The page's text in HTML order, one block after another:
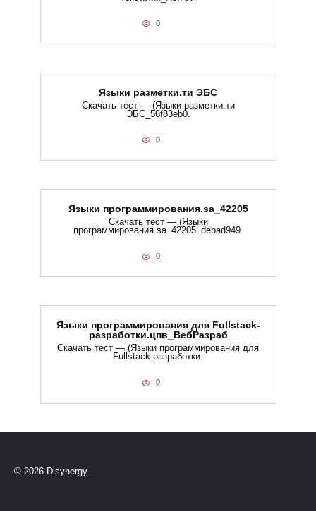
0
Языки разметки.ти​ ЭБС
Скачать тест — (Языки разметки.ти​
ЭБС_56f83eb0.
0
Языки программирования.sa_42205
Скачать тест — (Языки
программирования.sa_42205_debad949.
0
Языки программирования для Fullstack-
разработки.цпв_ВебРазраб
Скачать тест — (Языки программирования для
Fullstack-разработки.
0
© 2026 Disynergy